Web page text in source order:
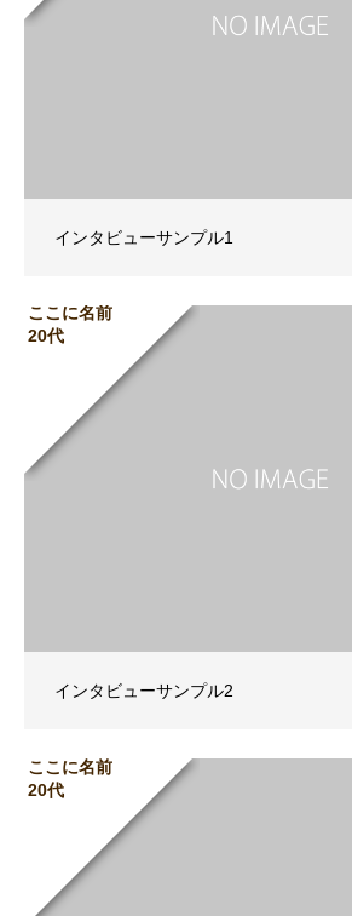
インタビューサンプル1
ここに名前
20代
インタビューサンプル2
ここに名前
20代